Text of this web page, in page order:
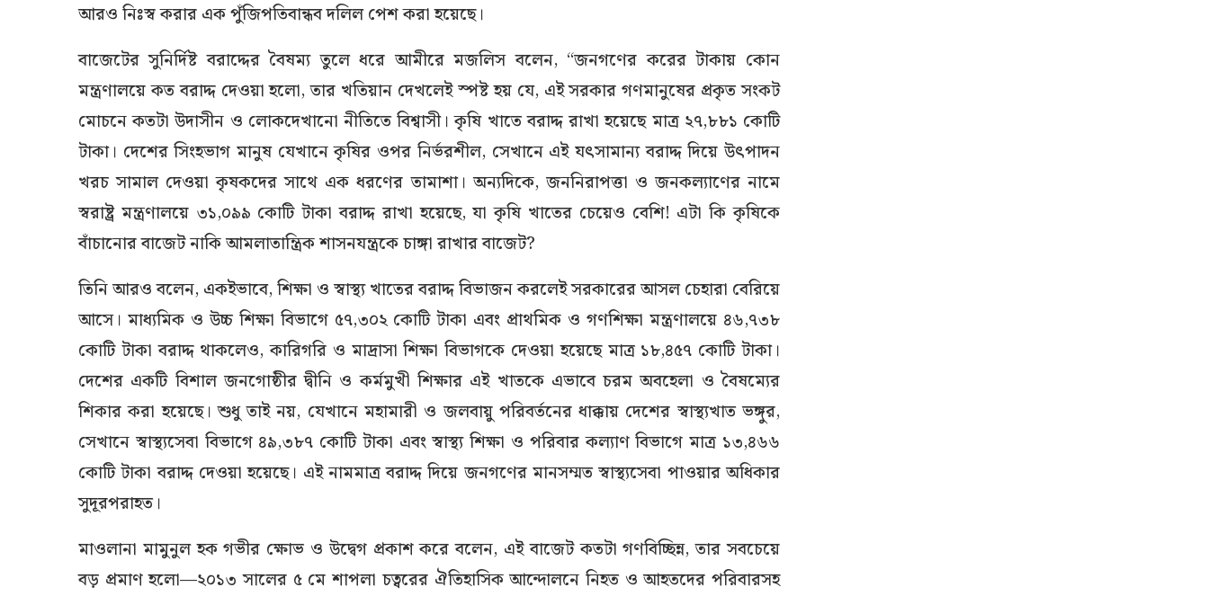
আরও নিঃস্ব করার এক পুঁজিপতিবান্ধব দলিল পেশ করা হয়েছে।
​বাজেটের সুনির্দিষ্ট বরাদ্দের বৈষম্য তুলে ধরে আমীরে মজলিস বলেন, “জনগণের করের টাকায় কোন
মন্ত্রণালয়ে কত বরাদ্দ দেওয়া হলো, তার খতিয়ান দেখলেই স্পষ্ট হয় যে, এই সরকার গণমানুষের প্রকৃত সংকট
মোচনে কতটা উদাসীন ও লোকদেখানো নীতিতে বিশ্বাসী। কৃষি খাতে বরাদ্দ রাখা হয়েছে মাত্র ২৭,৮৮১ কোটি
টাকা। দেশের সিংহভাগ মানুষ যেখানে কৃষির ওপর নির্ভরশীল, সেখানে এই যৎসামান্য বরাদ্দ দিয়ে উৎপাদন
খরচ সামাল দেওয়া কৃষকদের সাথে এক ধরণের তামাশা। অন্যদিকে, জননিরাপত্তা ও জনকল্যাণের নামে
স্বরাষ্ট্র মন্ত্রণালয়ে ৩১,০৯৯ কোটি টাকা বরাদ্দ রাখা হয়েছে, যা কৃষি খাতের চেয়েও বেশি! এটা কি কৃষিকে
বাঁচানোর বাজেট নাকি আমলাতান্ত্রিক শাসনযন্ত্রকে চাঙ্গা রাখার বাজেট?
​তিনি আরও বলেন, একইভাবে, শিক্ষা ও স্বাস্থ্য খাতের বরাদ্দ বিভাজন করলেই সরকারের আসল চেহারা বেরিয়ে
আসে। মাধ্যমিক ও উচ্চ শিক্ষা বিভাগে ৫৭,৩০২ কোটি টাকা এবং প্রাথমিক ও গণশিক্ষা মন্ত্রণালয়ে ৪৬,৭৩৮
কোটি টাকা বরাদ্দ থাকলেও, কারিগরি ও মাদ্রাসা শিক্ষা বিভাগকে দেওয়া হয়েছে মাত্র ১৮,৪৫৭ কোটি টাকা।
দেশের একটি বিশাল জনগোষ্ঠীর দ্বীনি ও কর্মমুখী শিক্ষার এই খাতকে এভাবে চরম অবহেলা ও বৈষম্যের
শিকার করা হয়েছে। শুধু তাই নয়, যেখানে মহামারী ও জলবায়ু পরিবর্তনের ধাক্কায় দেশের স্বাস্থ্যখাত ভঙ্গুর,
সেখানে স্বাস্থ্যসেবা বিভাগে ৪৯,৩৮৭ কোটি টাকা এবং স্বাস্থ্য শিক্ষা ও পরিবার কল্যাণ বিভাগে মাত্র ১৩,৪৬৬
কোটি টাকা বরাদ্দ দেওয়া হয়েছে। এই নামমাত্র বরাদ্দ দিয়ে জনগণের মানসম্মত স্বাস্থ্যসেবা পাওয়ার অধিকার
সুদূরপরাহত।
​মাওলানা মামুনুল হক গভীর ক্ষোভ ও উদ্বেগ প্রকাশ করে বলেন, এই বাজেট কতটা গণবিচ্ছিন্ন, তার সবচেয়ে
বড় প্রমাণ হলো—২০১৩ সালের ৫ মে শাপলা চত্বরের ঐতিহাসিক আন্দোলনে নিহত ও আহতদের পরিবারসহ